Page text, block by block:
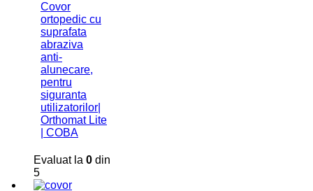
Covor
ortopedic cu
suprafata
abraziva
anti-
alunecare,
pentru
siguranta
utilizatorilor|
Orthomat Lite
| COBA
Evaluat la 0 din
5